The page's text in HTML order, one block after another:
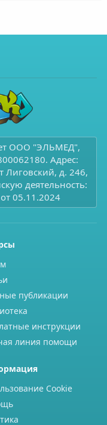
ООО "ЭЛЬМЕД",
Адрес:
Лиговский, д. 246,
деятельность:
05.11.2024
публикации
инструкции
линия помощи
Cookie